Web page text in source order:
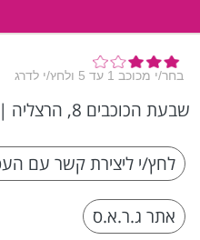
שבעת הכוכבים 8, הרצליה |
לחץ/י ליצירת קשר עם
אתר ג.ר.א.ס